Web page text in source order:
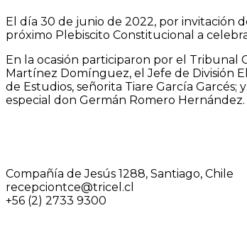
El día 30 de junio de 2022, por invitación
próximo Plebiscito Constitucional a
En la ocasión participaron por el Tribunal
Martínez Domínguez, el Jefe de División
de Estudios, señorita Tiare García
especial don Germán Romero Hernández.
Compañía de Jesús 1288, Santiago, Chile
recepciontce@tricel.cl
+56 (2) 2733 9300